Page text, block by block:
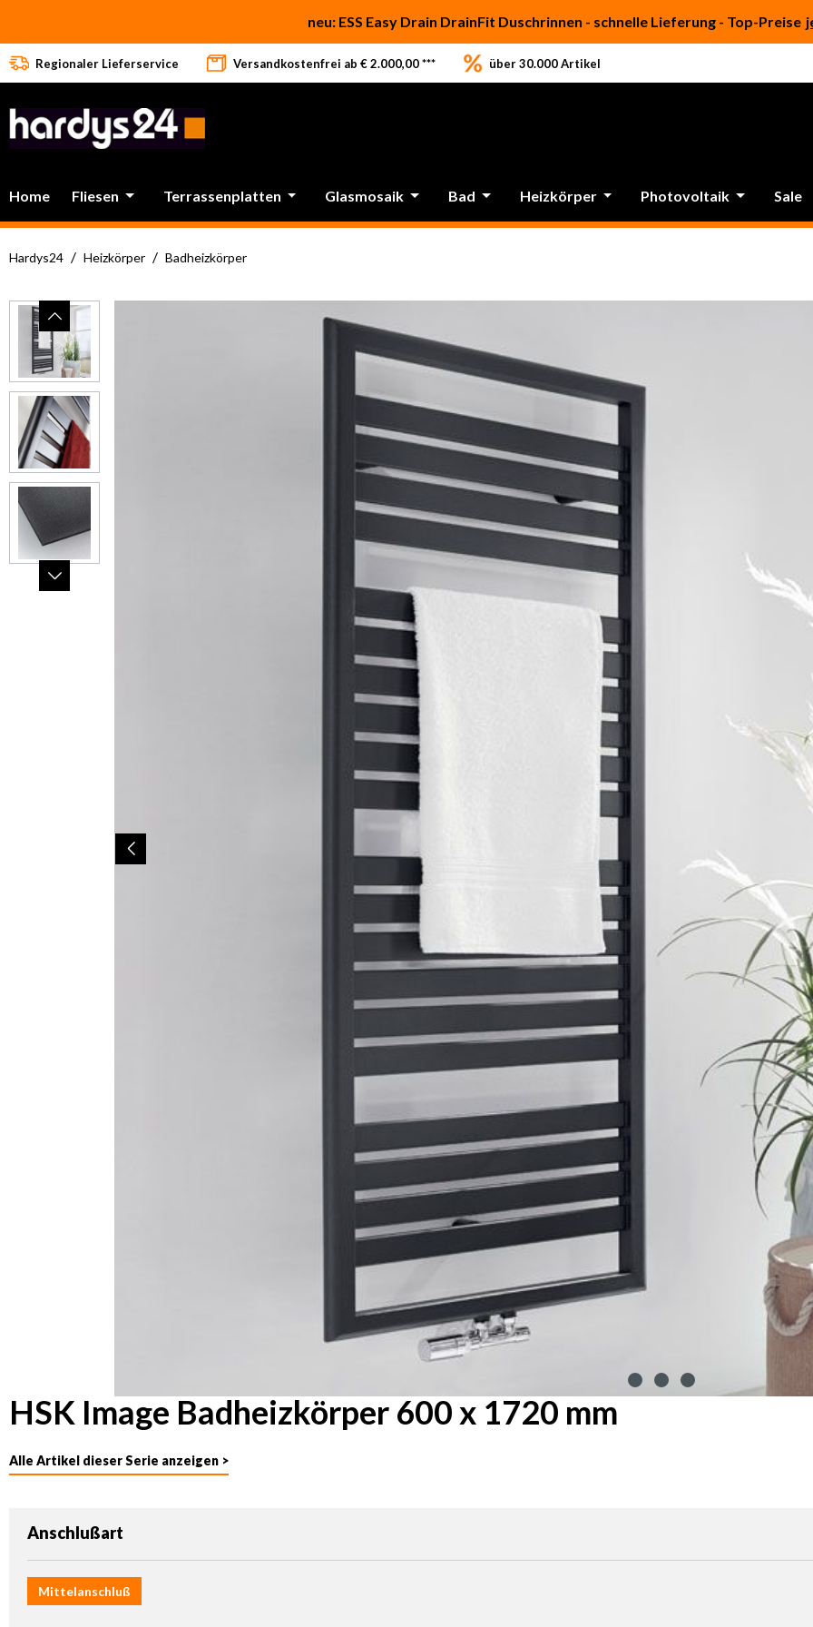
neu: ESS Easy Drain DrainFit Duschrinnen - schnelle Lieferung - Top-Preise
Regionaler Lieferservice Versandkostenfrei ab € 2.000,00 *** über 30.000 Artikel
Home Fliesen Terrassenplatten Glasmosaik Bad Heizkörper Photovoltaik Sale
Hardys24 / Heizkörper / Badheizkörper
Bildergalerie überspringen
HSK Image Badheizkörper 600 x 1720 mm
Alle Artikel dieser Serie anzeigen >
Anschlußart
Mittelanschluß